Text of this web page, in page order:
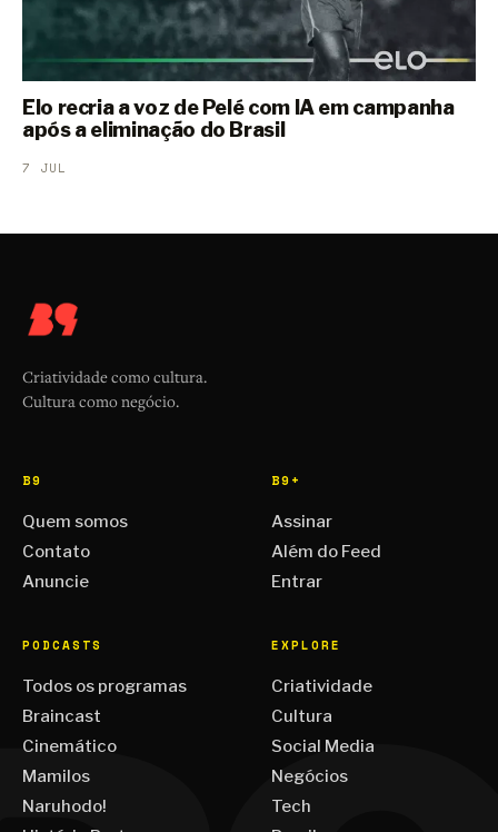
Elo recria a voz de Pelé com IA em campanha
após a eliminação do Brasil
7 JUL
Criatividade como cultura.
Cultura como negócio.
B9
Quem somos
Contato
Anuncie
B9+
Assinar
Além do Feed
Entrar
PODCASTS
Todos os programas
Braincast
Cinemático
Mamilos
Naruhodo!
EXPLORE
Criatividade
Cultura
Social Media
Negócios
Tech